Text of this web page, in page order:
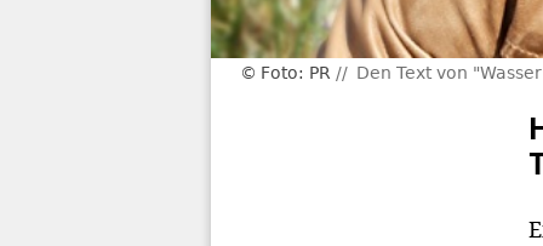
Foto: PR Den Text von